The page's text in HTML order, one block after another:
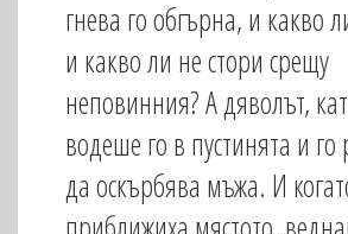
гнева го обгърна, и какво
и какво ли не стори срещу
неповинния? А дяволът,
водеше го в пустинята и
да оскърбява мъжа. И